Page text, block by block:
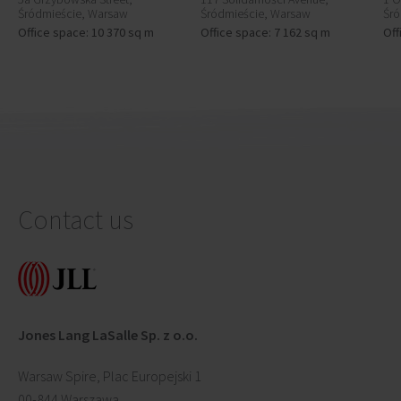
Śródmieście, Warsaw
Office space: 10 370 sq m
Śródmieście, Warsaw
Office space: 7 162 sq m
Contact us
Jones Lang LaSalle Sp. z o.o.
Warsaw Spire, Plac Europejski 1